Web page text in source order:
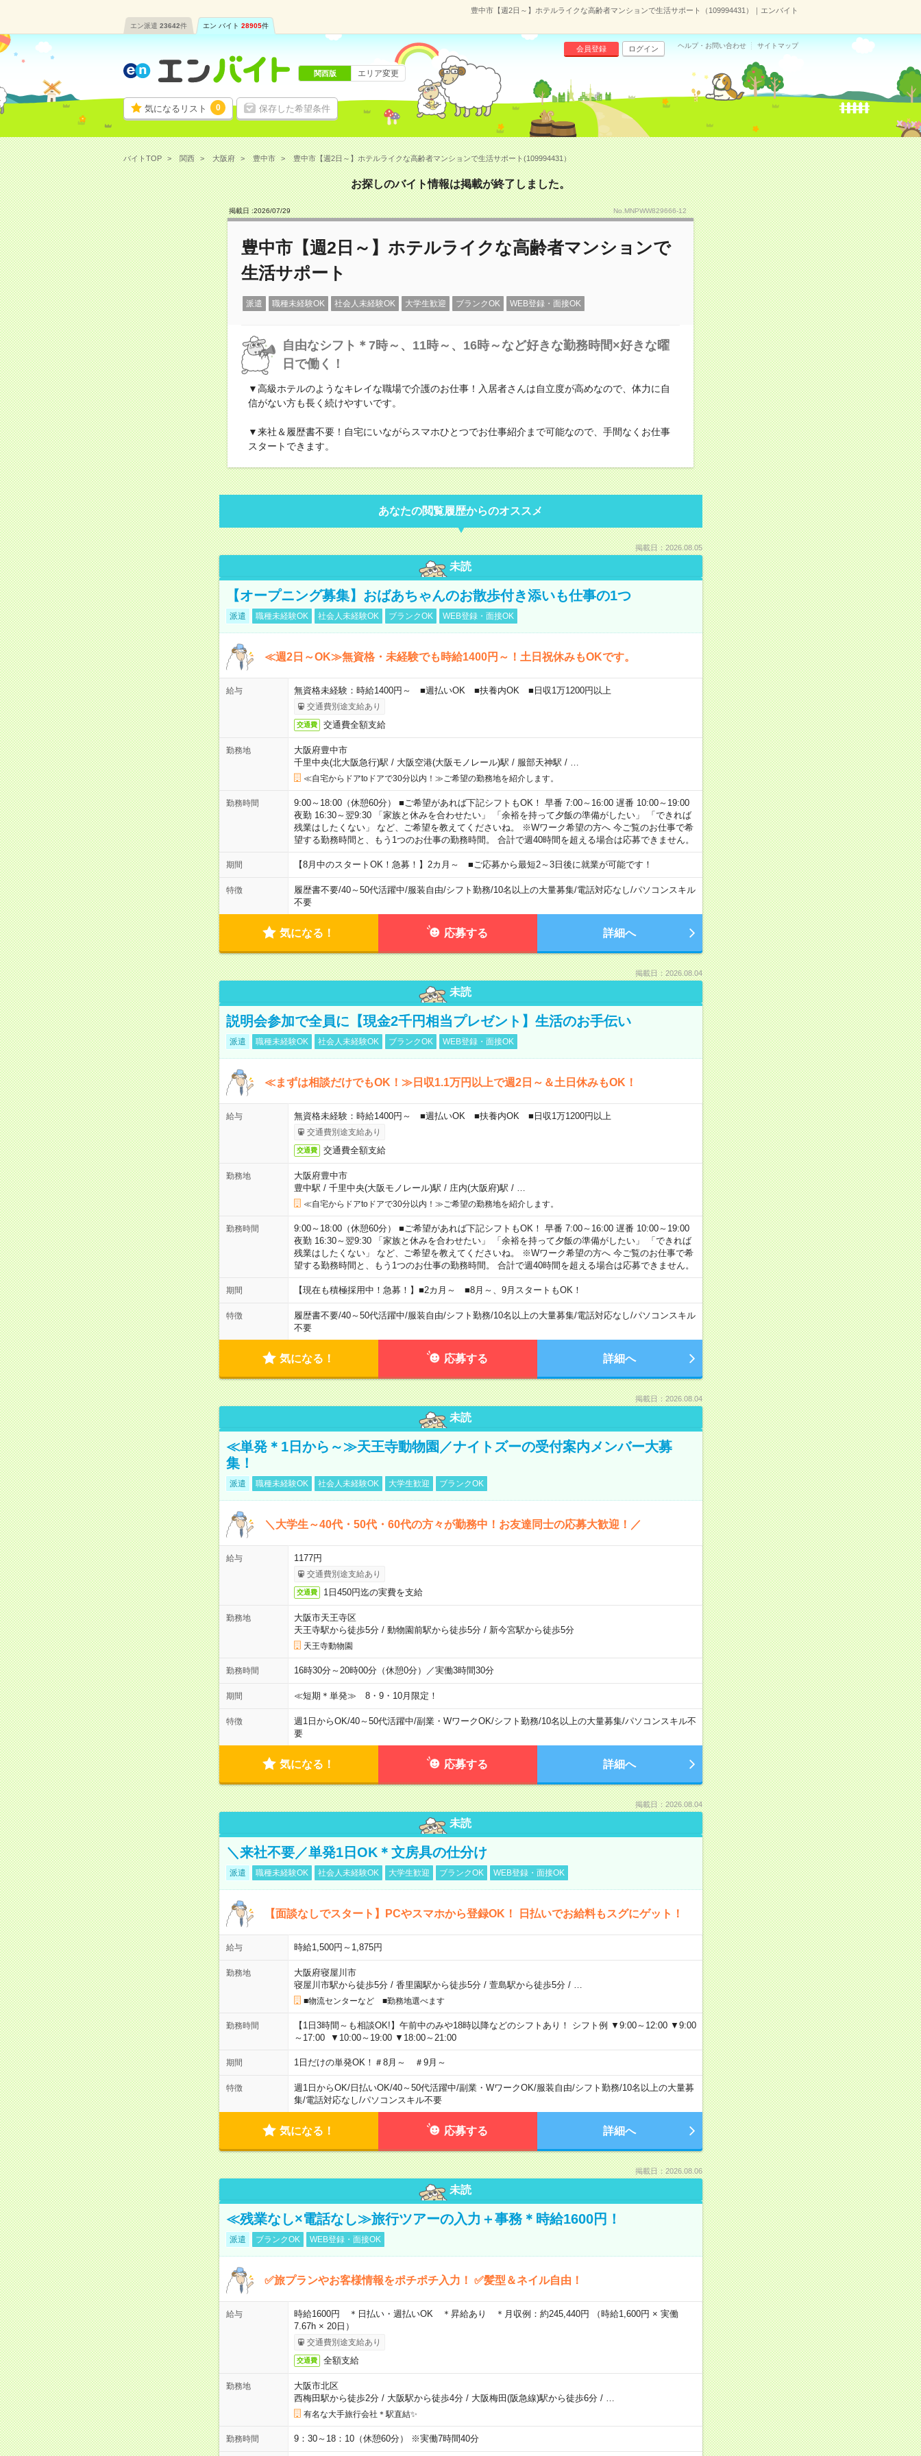
豊中市【週2日～】ホテルライクな高齢者マンションで生活サポート（109994431）｜エンバイト
エン派遣 23642件 エン バイト 28905件
気になるリスト 0 保存した希望条件
会員登録 ログイン ヘルプ・お問い合わせ サイトマップ
関西版 エリア変更
バイトTOP 関西 大阪府 豊中市 豊中市【週2日～】ホテルライクな高齢者マンションで生活サポート(109994431）
お探しのバイト情報は掲載が終了しました。
掲載日 :2026/07/29 No.MNPWW829666-12
豊中市【週2日～】ホテルライクな高齢者マンションで
生活サポート
派遣 職種未経験OK 社会人未経験OK 大学生歓迎 ブランクOK WEB登録・面接OK
自由なシフト＊7時～、11時～、16時～など好きな勤務時間×好きな曜
日で働く！
▼高級ホテルのようなキレイな職場で介護のお仕事！入居者さんは自立度が高めなので、体力に自
信がない方も長く続けやすいです。
▼来社＆履歴書不要！自宅にいながらスマホひとつでお仕事紹介まで可能なので、手間なくお仕事
スタートできます。
あなたの閲覧履歴からのオススメ
掲載日：2026.08.05
未読
【オープニング募集】おばあちゃんのお散歩付き添いも仕事の1つ
派遣 職種未経験OK 社会人未経験OK ブランクOK WEB登録・面接OK
≪週2日～OK≫無資格・未経験でも時給1400円～！土日祝休みもOKです。
給与 無資格未経験：時給1400円～ ■週払いOK ■扶養内OK ■日収1万1200円以上
交通費別途支給あり
交通費 交通費全額支給
勤務地
大阪府豊中市
千里中央(北大阪急行)駅 / 大阪空港(大阪モノレール)駅 / 服部天神駅 /
≪自宅からドアtoドアで30分以内！≫ご希望の勤務地を紹介します。
勤務時間
9:00～18:00（休憩60分） ■ご希望があれば下記シフトもOK！ 早番 7:00～16:00 遅番 10:00～19:00
夜勤 16:30～翌9:30 「家族と休みを合わせたい」 「余裕を持って夕飯の準備がしたい」 「できれば
残業はしたくない」 など、ご希望を教えてくださいね。 ※Wワーク希望の方へ 今ご覧のお仕事で希
望する勤務時間と、もう1つのお仕事の勤務時間。 合計で週40時間を超える場合は応募できません。
期間 【8月中のスタートOK！急募！】2カ月～ ■ご応募から最短2～3日後に就業が可能です！
特徴 履歴書不要/40～50代活躍中/服装自由/シフト勤務/10名以上の大量募集/電話対応なし/パソコンスキル
不要
気になる！ 応募する 詳細へ
掲載日：2026.08.04
未読
説明会参加で全員に【現金2千円相当プレゼント】生活のお手伝い
派遣 職種未経験OK 社会人未経験OK ブランクOK WEB登録・面接OK
≪まずは相談だけでもOK！≫日収1.1万円以上で週2日～＆土日休みもOK！
給与 無資格未経験：時給1400円～ ■週払いOK ■扶養内OK ■日収1万1200円以上
交通費別途支給あり
交通費 交通費全額支給
勤務地
大阪府豊中市
豊中駅 / 千里中央(大阪モノレール)駅 / 庄内(大阪府)駅 /
≪自宅からドアtoドアで30分以内！≫ご希望の勤務地を紹介します。
勤務時間
9:00～18:00（休憩60分） ■ご希望があれば下記シフトもOK！ 早番 7:00～16:00 遅番 10:00～19:00
夜勤 16:30～翌9:30 「家族と休みを合わせたい」 「余裕を持って夕飯の準備がしたい」 「できれば
残業はしたくない」 など、ご希望を教えてくださいね。 ※Wワーク希望の方へ 今ご覧のお仕事で希
望する勤務時間と、もう1つのお仕事の勤務時間。 合計で週40時間を超える場合は応募できません。
期間 【現在も積極採用中！急募！】■2カ月～ ■8月～、9月スタートもOK！
特徴 履歴書不要/40～50代活躍中/服装自由/シフト勤務/10名以上の大量募集/電話対応なし/パソコンスキル
不要
気になる！ 応募する 詳細へ
掲載日：2026.08.04
未読
≪単発＊1日から～≫天王寺動物園／ナイトズーの受付案内メンバー大募
集！
派遣 職種未経験OK 社会人未経験OK 大学生歓迎 ブランクOK
＼大学生～40代・50代・60代の方々が勤務中！お友達同士の応募大歓迎！／
給与 1177円
交通費別途支給あり
交通費 1日450円迄の実費を支給
勤務地
大阪市天王寺区
天王寺駅から徒歩5分/ 動物園前駅から徒歩5分/ 新今宮駅から徒歩5分
天王寺動物園
勤務時間 16時30分～20時00分（休憩0分）／実働3時間30分
期間 ≪短期＊単発≫ 8・9・10月限定！
特徴 週1日からOK/40～50代活躍中/副業・WワークOK/シフト勤務/10名以上の大量募集/パソコンスキル不
要
気になる！ 応募する 詳細へ
掲載日：2026.08.04
未読
＼来社不要／単発1日OK＊文房具の仕分け
派遣 職種未経験OK 社会人未経験OK 大学生歓迎 ブランクOK WEB登録・面接OK
【面談なしでスタート】PCやスマホから登録OK！ 日払いでお給料もスグにゲット！
給与 時給1,500円～1,875円
勤務地
大阪府寝屋川市
寝屋川市駅から徒歩5分/ 香里園駅から徒歩5分/ 萱島駅から徒歩5分/
■物流センターなど ■勤務地選べます
勤務時間
【1日3時間～も相談OK!】午前中のみや18時以降などのシフトあり！ シフト例 ▼9:00～12:00 ▼9:00
～17:00 ▼10:00～19:00 ▼18:00～21:00
期間 1日だけの単発OK！＃8月～ ＃9月～
特徴 週1日からOK/日払いOK/40～50代活躍中/副業・WワークOK/服装自由/シフト勤務/10名以上の大量募
集/電話対応なし/パソコンスキル不要
気になる！ 応募する 詳細へ
掲載日：2026.08.06
未読
≪残業なし×電話なし≫旅行ツアーの入力＋事務＊時給1600円！
派遣 ブランクOK WEB登録・面接OK
✅旅プランやお客様情報をポチポチ入力！ ✅髪型＆ネイル自由！
給与
時給1600円 ＊日払い・週払いOK ＊昇給あり ＊月収例：約245,440円 （時給1,600円 × 実働
7.67h × 20日）
交通費別途支給あり
交通費 全額支給
勤務地
大阪市北区
西梅田駅から徒歩2分/ 大阪駅から徒歩4分/ 大阪梅田(阪急線)駅から徒歩6分/
有名な大手旅行会社＊駅直結✨
勤務時間 9：30～18：10（休憩60分） ※実働7時間40分